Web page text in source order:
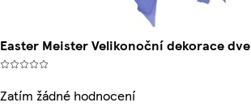
Easter Meister Velikonoční dekorace
Zatím žádné hodnocení